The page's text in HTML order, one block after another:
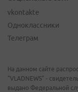
vkontakte
Одноклассники
Телеграм
На данном сайте
"VLADNEWS" -
выдано Федеральной